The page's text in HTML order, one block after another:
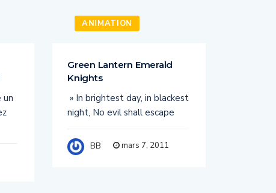
un
ANIMATION
Green Lantern Emerald
Knights
» In brightest day, in blackest
night, No evil shall escape
BB mars 7, 2011